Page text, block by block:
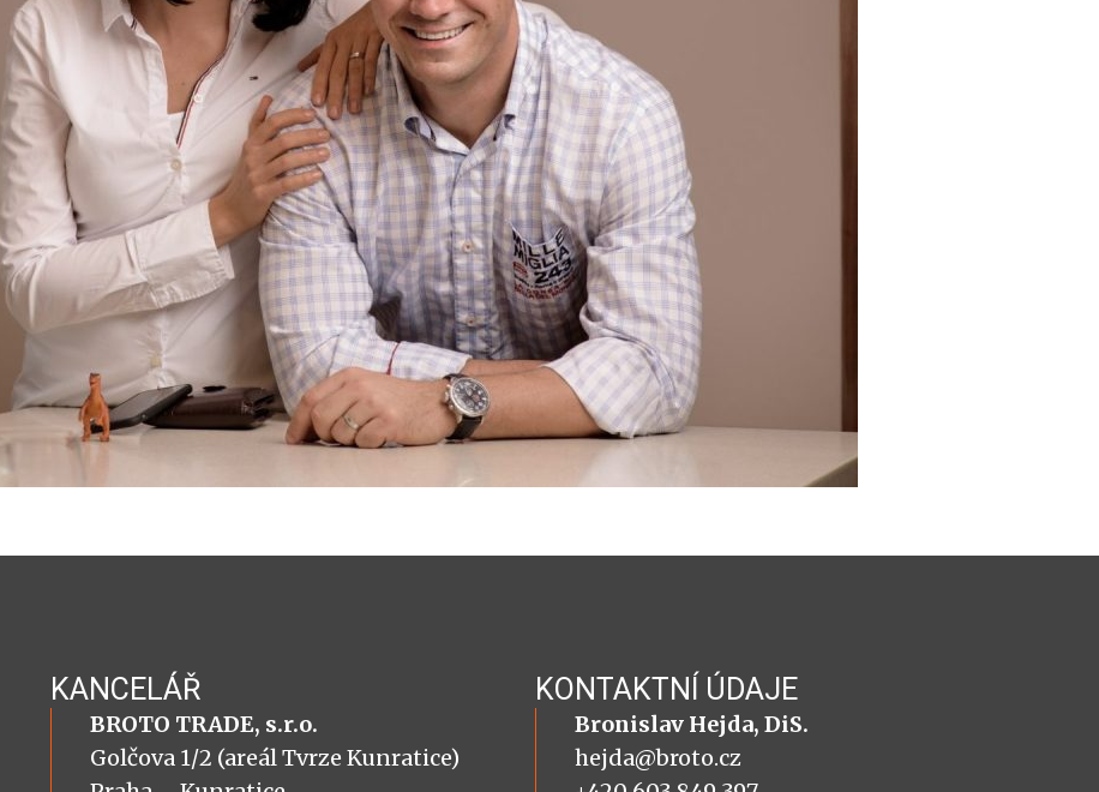
KANCELÁŘ
BROTO TRADE, s.r.o.
Golčova 1/2 (areál Tvrze Kunratice)
KONTAKTNÍ ÚDAJE
Bronislav Hejda, DiS.
hejda@broto.cz